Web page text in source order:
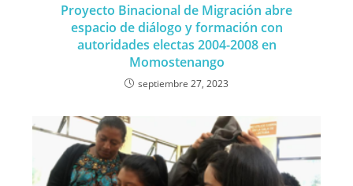
Proyecto Binacional de Migración abre
espacio de diálogo y formación con
autoridades electas 2004-2008 en
Momostenango
septiembre 27, 2023